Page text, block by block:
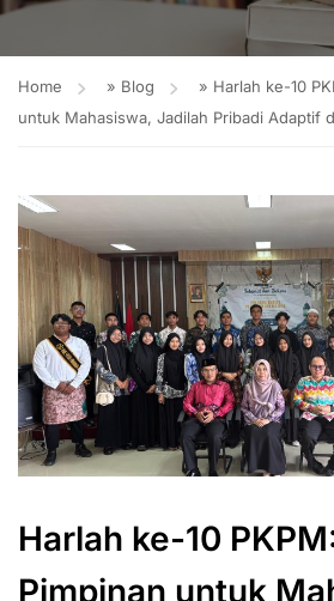
Home » Blog » Harlah ke-10
untuk Mahasiswa, Jadilah Pribadi Adaptif
Harlah ke-10
Pimpinan untuk